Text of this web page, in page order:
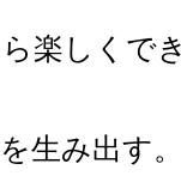
楽しくで
生み出す